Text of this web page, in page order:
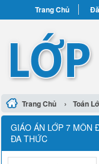
Trang Chủ
Trang Chủ › Toán
GIÁO ÁN LỚP 7 MÔN
ĐA THỨC